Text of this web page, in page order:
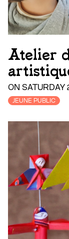
Atelier
ON
JEUNE PUBLIC